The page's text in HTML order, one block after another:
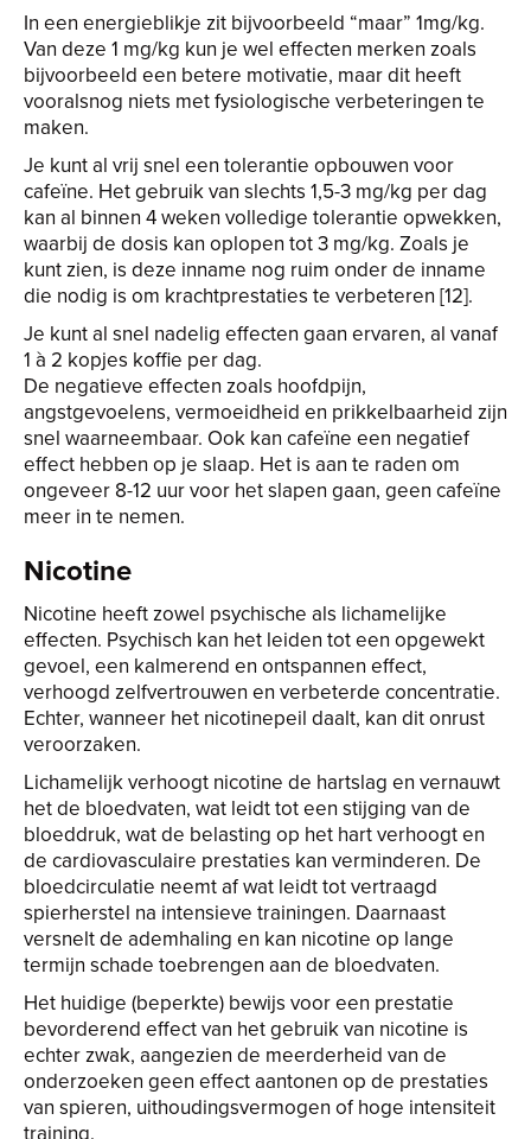
In een energieblikje zit bijvoorbeeld “maar” 1mg/kg.
Van deze 1 mg/kg kun je wel effecten merken zoals
bijvoorbeeld een betere motivatie, maar dit heeft
vooralsnog niets met fysiologische verbeteringen te
maken.
Je kunt al vrij snel een tolerantie opbouwen voor
cafeïne. Het gebruik van slechts 1,5-3 mg/kg per dag
kan al binnen 4 weken volledige tolerantie opwekken,
waarbij de dosis kan oplopen tot 3 mg/kg. Zoals je
kunt zien, is deze inname nog ruim onder de inname
die nodig is om krachtprestaties te verbeteren [12].
Je kunt al snel nadelig effecten gaan ervaren, al vanaf
1 à 2 kopjes koffie per dag.
De negatieve effecten zoals hoofdpijn,
angstgevoelens, vermoeidheid en prikkelbaarheid zijn
snel waarneembaar. Ook kan cafeïne een negatief
effect hebben op je slaap. Het is aan te raden om
ongeveer 8-12 uur voor het slapen gaan, geen cafeïne
meer in te nemen.
Nicotine
Nicotine heeft zowel psychische als lichamelijke
effecten. Psychisch kan het leiden tot een opgewekt
gevoel, een kalmerend en ontspannen effect,
verhoogd zelfvertrouwen en verbeterde concentratie.
Echter, wanneer het nicotinepeil daalt, kan dit onrust
veroorzaken.
Lichamelijk verhoogt nicotine de hartslag en vernauwt
het de bloedvaten, wat leidt tot een stijging van de
bloeddruk, wat de belasting op het hart verhoogt en
de cardiovasculaire prestaties kan verminderen. De
bloedcirculatie neemt af wat leidt tot vertraagd
spierherstel na intensieve trainingen. Daarnaast
versnelt de ademhaling en kan nicotine op lange
termijn schade toebrengen aan de bloedvaten.
Het huidige (beperkte) bewijs voor een prestatie
bevorderend effect van het gebruik van nicotine is
echter zwak, aangezien de meerderheid van de
onderzoeken geen effect aantonen op de prestaties
van spieren, uithoudingsvermogen of hoge intensiteit
training.